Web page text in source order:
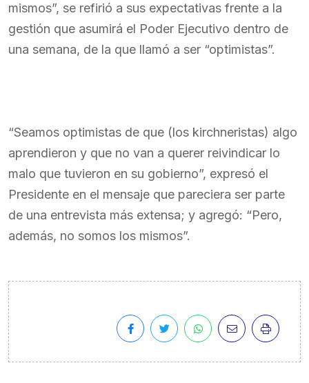
mismos”, se refirió a sus expectativas frente a la
gestión que asumirá el Poder Ejecutivo dentro de
una semana, de la que llamó a ser “optimistas”.
“Seamos optimistas de que (los kirchneristas) algo
aprendieron y que no van a querer reivindicar lo
malo que tuvieron en su gobierno”, expresó el
Presidente en el mensaje que pareciera ser parte
de una entrevista más extensa; y agregó: “Pero,
además, no somos los mismos”.